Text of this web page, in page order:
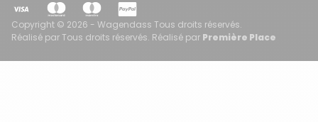
Copyright © 2026 - Wagendass Tous droits réservés.
Réalisé par Tous droits réservés. Réalisé par Première Place